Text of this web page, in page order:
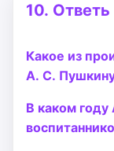
10.
Какое из
А. С.
В каком